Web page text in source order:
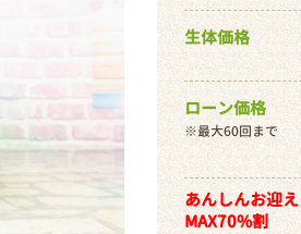
生体価格
ローン価格
※最大60回まで
あんしんお迎え
MAX70%割